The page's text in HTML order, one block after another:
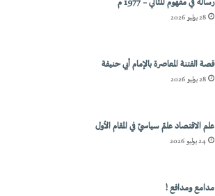
رسالة في مفهوم المثالي – 1977 م
28 يوليو 2026
قصة الفتنة المعاصرة بالإمام أبي حنيفة
28 يوليو 2026
علم الاقتصاد علمٌ سياسيٌ في المقام الأول
24 يوليو 2026
مدامع ومدافع !